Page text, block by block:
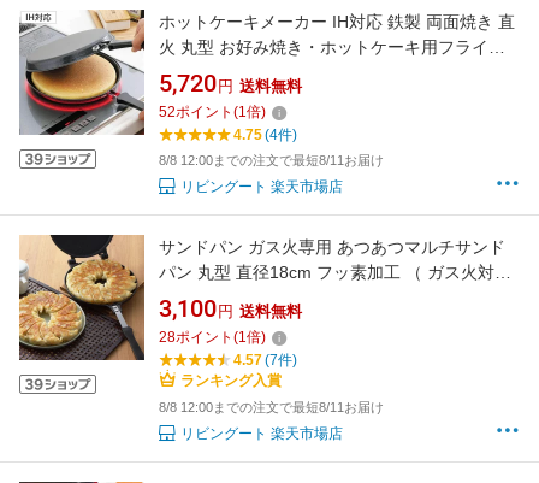
ホットケーキメーカー IH対応 鉄製 両面焼き 直
火 丸型 お好み焼き・ホットケーキ用フライパ
ン （ ガス火対応 鉄フライパン 両面 エンボス加
工 日本製 お好み焼き ホットケーキ クレープ 製
菓道具 調理器具 お菓子作り 円形 ）
5,720 円 送料無料
52ポイント (1倍)
4.75(4件)
8/8 12:00までの注文で最短8/11お届け
リビングート 楽天市場店
サンドパン ガス火専用 あつあつマルチサンド
パン 丸型 直径18cm フッ素加工 （ ガス火対応
直火 アルミフライパン 両面焼き 円形 調理器具
お好み焼き ホットケーキ パンケーキパン ホッ
トケーキパン 調理用品 お菓子作り 18センチ ）
3,100 円 送料無料
28ポイント (1倍)
4.57(7件)
ランキング入賞
8/8 12:00までの注文で最短8/11お届け
リビングート 楽天市場店